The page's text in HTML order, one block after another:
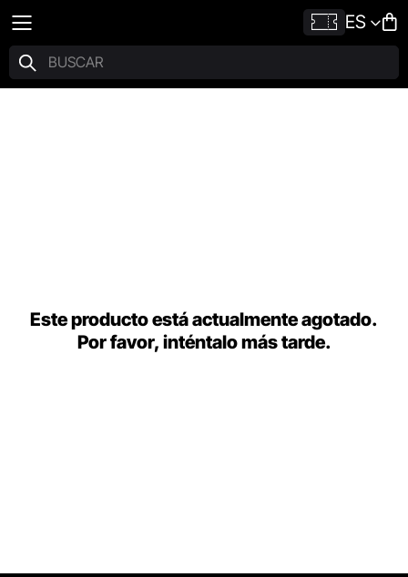
ES
Este producto está actualmente agotado.
Por favor, inténtalo más tarde.